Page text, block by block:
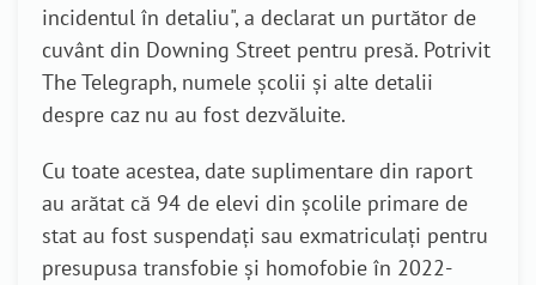
incidentul în detaliu", a declarat un purtător de
cuvânt din Downing Street pentru presă. Potrivit
The Telegraph, numele școlii și alte detalii
despre caz nu au fost dezvăluite.
Cu toate acestea, date suplimentare din raport
au arătat că 94 de elevi din școlile primare de
stat au fost suspendați sau exmatriculați pentru
presupusa transfobie și homofobie în 2022-